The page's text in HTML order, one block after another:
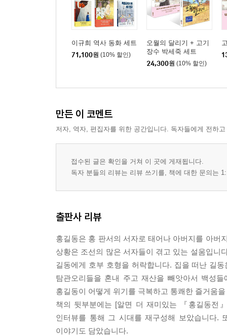
이규희 역사 동화 세트
71,100원 (10% 할인)
오월의 달리기 + 고기
장수 박세죽 세트
24,300원 (10% 할인)
만든 이 코멘트
저자, 역자, 편집자를 위한 공간입니다. 독자들에게 전하
접수된 글은 확인을 거쳐 이 곳에 게재됩니다.
독자 분들의 리뷰는 리뷰 쓰기를, 책에 대한 문의는
출판사 리뷰
홍길동은 홍 판서의 서자로 태어나 아버지를 아버
상황은 조선의 많은 서자들이 겪고 있는 설움입니
길동에게 호부 호형을 허락합니다. 집을 떠난 길
탐관오리들을 혼내 주고 재산을 빼앗아서 백성
홍길동이 어떻게 위기를 극복하고 통쾌한 즐거움
책의 뒷부분에는 [알면 더 재미있는 『홍길동전
인터뷰를 통해 그 시대를 재구성해 보았습니다.
이야기도 담았습니다.